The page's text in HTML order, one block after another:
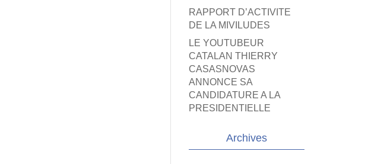
RAPPORT D’ACTIVITE
DE LA MIVILUDES
LE YOUTUBEUR
CATALAN THIERRY
CASASNOVAS
ANNONCE SA
CANDIDATURE A LA
PRESIDENTIELLE
Archives